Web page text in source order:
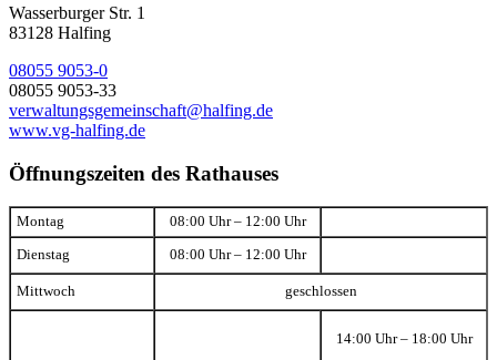
Wasserburger Str. 1
83128 Halfing
08055 9053-0
08055 9053-33
verwaltungsgemeinschaft@halfing.de
www.vg-halfing.de
Öffnungszeiten des Rathauses
Montag 08:00 Uhr – 12:00 Uhr
Dienstag 08:00 Uhr – 12:00 Uhr
Mittwoch geschlossen
14:00 Uhr – 18:00 Uhr